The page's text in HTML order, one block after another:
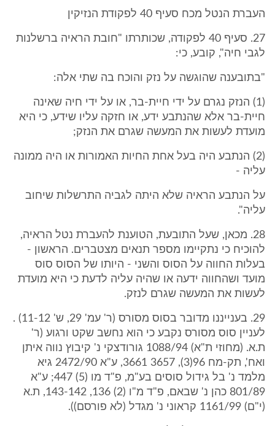
העברת הנטל מכח סעיף 40 לפקודת הנזיקין
27. סעיף 40 לפקודה, שכותרתו "חובת הראיה ברשלנות
לגבי חיה", קובע, כי:
"בתובענה שהוגשה על נזק והוכח בה שתי אלה:
(1) הנזק נגרם על ידי חיית-בר, או על ידי חיה שאינה
חיית-בר אלא שהנתבע ידע, או חזקה עליו שידע, כי היא
מועדת לעשות את המעשה שגרם את הנזק;
(2) הנתבע היה בעל אחת החיות האמורות או היה ממונה
עליה -
על הנתבע הראיה שלא היתה לגביה התרשלות שיחוב
עליה".
28. מכאן, שעל התובעת, הטוענת להעברת נטל הראיה,
להוכיח כי נתקיימו מספר תנאים מצטברים. הראשון -
בעלות החווה על הסוס והשני - היותו של הסוס סוס
מועד ושהחווה ידעה או שהיה עליה לדעת כי היא מועדת
לעשות את המעשה שגרם לנזק.
29. בענייננו מדובר בסוס מסורס (ר' עמ' 29, ש' 11-12) .
לעניין סוס מסורס נקבע כי הוא נחשב שקט ורגוע (ר'
ת.א. (מחוזי ת"א) 1088/94 גורודצקי נ' קיבוץ נווה איתן
ואח', תק-מח 96(3), 3657 3661, ע"א 2472/90 גיא
מלמד נ' בל גידול סוסים בע"מ, פ"ד מו (5) 447; ע"א
801/89 כהן נ' שבאם, פ"ד מ"ו (2) 136, 143-142, ת.א
(י"ם) 1161/99 קראוני נ' מגדל (לא פורסם)).